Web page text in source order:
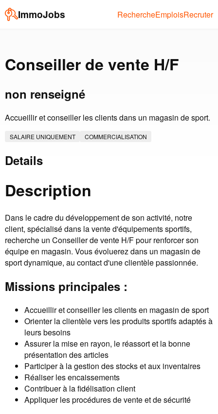
ImmoJobs RechercheEmploisRecruter
Conseiller de vente H/F
non renseigné
Accueillir et conseiller les clients dans un magasin de sport.
SALAIRE UNIQUEMENT COMMERCIALISATION
Details
Description
Dans le cadre du développement de son activité, notre
client, spécialisé dans la vente d'équipements sportifs,
recherche un Conseiller de vente H/F pour renforcer son
équipe en magasin. Vous évoluerez dans un magasin de
sport dynamique, au contact d'une clientèle passionnée.
Missions principales :
Accueillir et conseiller les clients en magasin de sport
Orienter la clientèle vers les produits sportifs adaptés à
leurs besoins
Assurer la mise en rayon, le réassort et la bonne
présentation des articles
Participer à la gestion des stocks et aux inventaires
Réaliser les encaissements
Contribuer à la fidélisation client
Appliquer les procédures de vente et de sécurité